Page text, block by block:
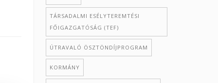
TÁRSADALMI ESÉLYTEREMTÉSI
FŐIGAZGATÓSÁG (TEF)
ÚTRAVALÓ ÖSZTÖNDÍJPROGRAM
KORMÁNY